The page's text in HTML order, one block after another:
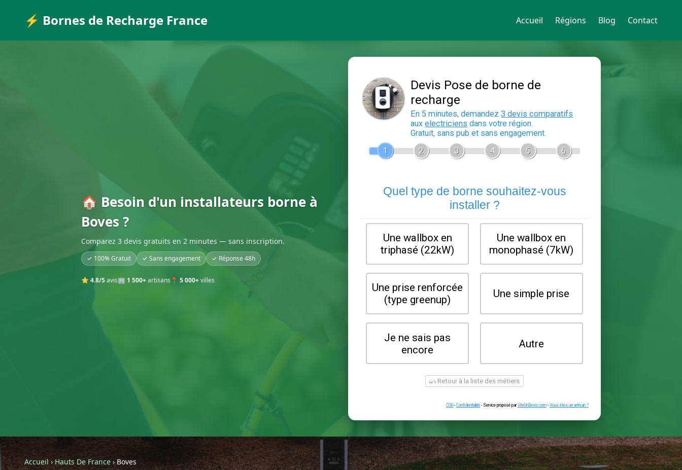
⚡ Bornes de Recharge France Accueil Régions Blog Contact
🏠 Besoin d'un installateurs borne à
Boves ?
Comparez 3 devis gratuits en 2 minutes — sans inscription.
✓ 100% Gratuit ✓ Sans engagement ✓ Réponse 48h
⭐ 4.8/5avis🏢 1 500+artisans 📍 5 000+villes
recharge
En 5 minutes, demandez
auxelectriciensdans votre région.
Gratuit, sans pub et sans engagement.
Quel type de borne souhaitez-
installer ?
Une wallbox en
Une prise renforcée
(type greenup)
Je ne sais pas
Retour à la liste des métiers
Accueil › Hauts De France › Boves